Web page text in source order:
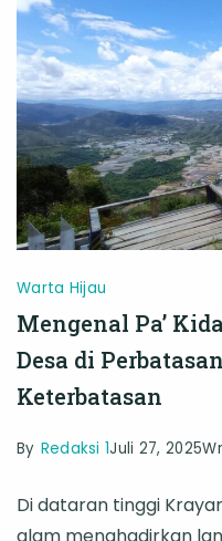
Warta Hijau
Mengenal Pa’
Desa di
Keterbatasan
By Redaksi 1Juli 27, 2025
Di dataran tinggi
alam menghadirkan